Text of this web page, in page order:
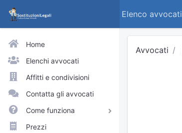
Elenco avvocati
Home
Elenchi avvocati
Affitti e condivisioni
Contatta gli avvocati
Come funziona
Avvocati e praticanti
Prezzi
Avvocati